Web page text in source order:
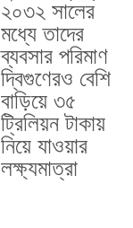
২০৩২ সালের
মধ্যে তাদের
ব্যবসার পরিমাণ
দ্বিগুণেরও বেশি
বাড়িয়ে ৩৫
ট্রিলিয়ন টাকায়
নিয়ে যাওয়ার
লক্ষ্যমাত্রা